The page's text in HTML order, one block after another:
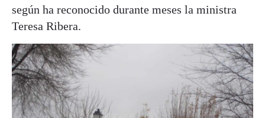
según ha reconocido durante meses la ministra
Teresa Ribera.